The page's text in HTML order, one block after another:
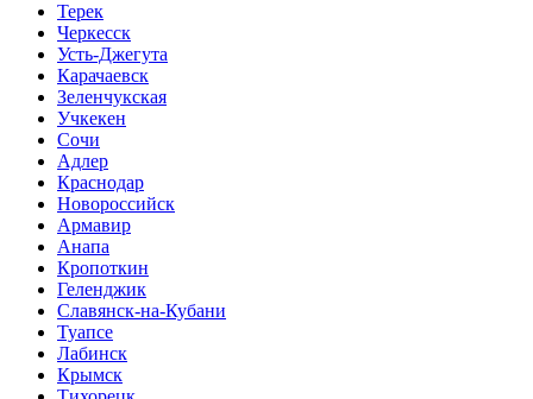
Терек
Черкесск
Усть-Джегута
Карачаевск
Зеленчукская
Учкекен
Сочи
Адлер
Краснодар
Новороссийск
Армавир
Анапа
Кропоткин
Геленджик
Славянск-на-Кубани
Туапсе
Лабинск
Крымск